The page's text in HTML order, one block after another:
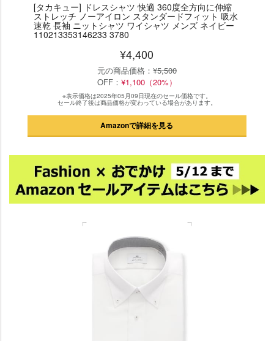
[タカキュー] ドレスシャツ 快適 360度全方向に伸縮
ストレッチ ノーアイロン スタンダードフィット 吸水
速乾 長袖 ニットシャツ ワイシャツ メンズ ネイビー
110213353146233 3780
¥4,400
元の商品価格： ¥5,500
OFF： ¥1,100（20%）
※表示価格は2025年05月09日現在のセール価格です。
セール終了後は商品価格が変わっている場合があります。
Amazonで詳細を見る